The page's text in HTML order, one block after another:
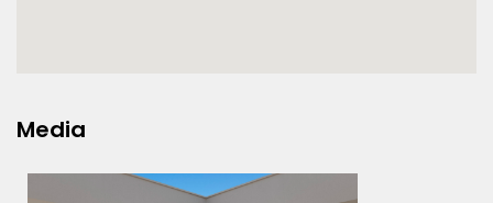
Media